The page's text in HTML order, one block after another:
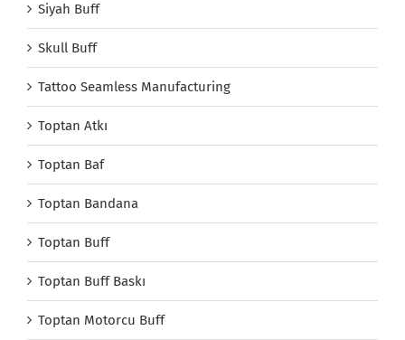
Siyah Buff
Skull Buff
Tattoo Seamless Manufacturing
Toptan Atkı
Toptan Baf
Toptan Bandana
Toptan Buff
Toptan Buff Baskı
Toptan Motorcu Buff